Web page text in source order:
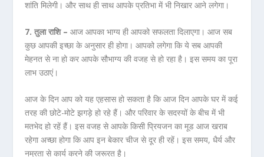
शांति मिलेगी। और साथ ही साथ आपके प्रतिभा में भी निखार आने लगेगा।
7. तुला राशि – आज आपका भाग्य ही आपको सफलता दिलाएगा। आज सब
कुछ आपकी इच्छा के अनुसार ही होगा। आपको लगेगा कि ये सब आपकी
मेहनत से ना हो कर आपके सौभाग्य की वजह से हो रहा है। इस समय का पूरा
लाभ उठाएं।
आज के दिन आप को यह एहसास हो सकता है कि आज दिन आपके घर में कई
तरह की छोटे-मोटे झगड़े हो रहे हैं। और परिवार के सदस्यों के बीच में भी
मतभेद हो रहें हैं। इस वजह से आपके किसी प्रियजन का मूड आज खराब
रहेगा अच्छा होगा कि आप इन बेकार चीज से दूर ही रहें। इस समय, धैर्य और
नम्रता से कार्य करने की जरूरत है।